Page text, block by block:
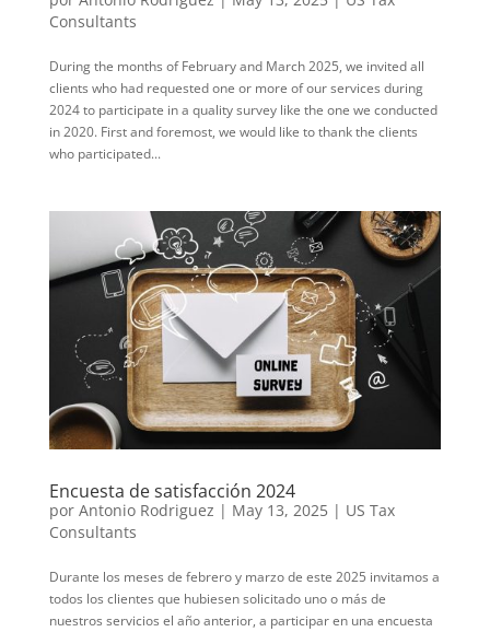
Consultants
During the months of February and March 2025, we invited all
clients who had requested one or more of our services during
2024 to participate in a quality survey like the one we conducted
in 2020. First and foremost, we would like to thank the clients
who participated...
Encuesta de satisfacción 2024
por Antonio Rodriguez | May 13, 2025| US Tax
Consultants
Durante los meses de febrero y marzo de este 2025 invitamos a
todos los clientes que hubiesen solicitado uno o más de
nuestros servicios el año anterior, a participar en una encuesta